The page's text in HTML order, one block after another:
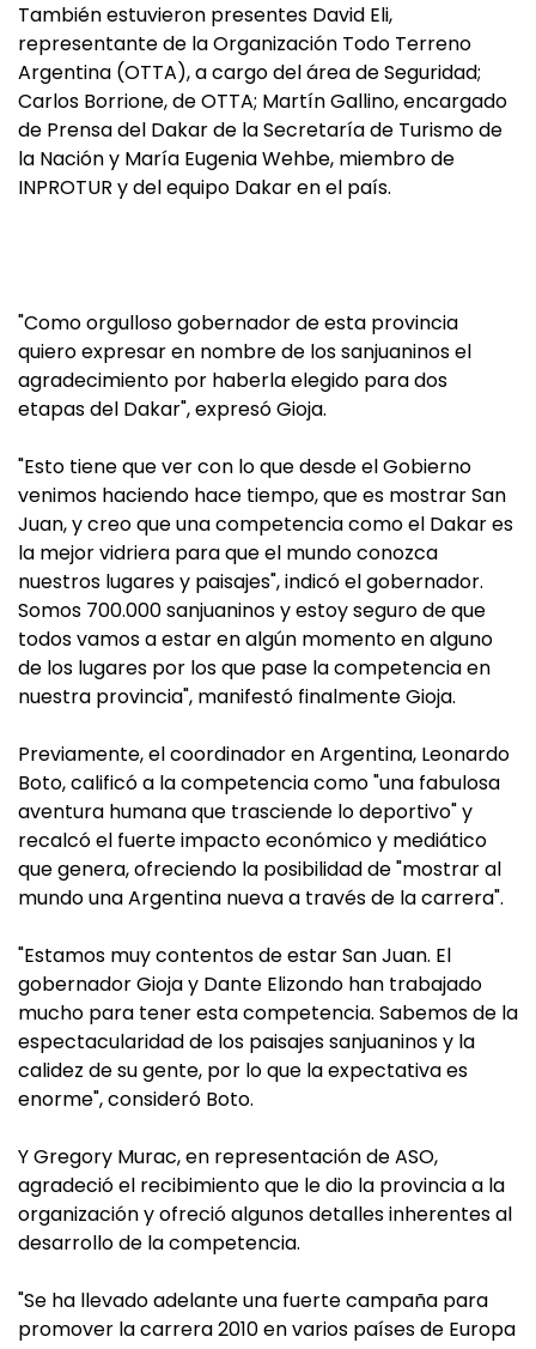
También estuvieron presentes David Eli,
representante de la Organización Todo Terreno
Argentina (OTTA), a cargo del área de Seguridad;
Carlos Borrione, de OTTA; Martín Gallino, encargado
de Prensa del Dakar de la Secretaría de Turismo de
la Nación y María Eugenia Wehbe, miembro de
INPROTUR y del equipo Dakar en el país.
"Como orgulloso gobernador de esta provincia
quiero expresar en nombre de los sanjuaninos el
agradecimiento por haberla elegido para dos
etapas del Dakar", expresó Gioja.
"Esto tiene que ver con lo que desde el Gobierno
venimos haciendo hace tiempo, que es mostrar San
Juan, y creo que una competencia como el Dakar es
la mejor vidriera para que el mundo conozca
nuestros lugares y paisajes", indicó el gobernador.
Somos 700.000 sanjuaninos y estoy seguro de que
todos vamos a estar en algún momento en alguno
de los lugares por los que pase la competencia en
nuestra provincia", manifestó finalmente Gioja.
Previamente, el coordinador en Argentina, Leonardo
Boto, calificó a la competencia como "una fabulosa
aventura humana que trasciende lo deportivo" y
recalcó el fuerte impacto económico y mediático
que genera, ofreciendo la posibilidad de "mostrar al
mundo una Argentina nueva a través de la carrera".
"Estamos muy contentos de estar San Juan. El
gobernador Gioja y Dante Elizondo han trabajado
mucho para tener esta competencia. Sabemos de la
espectacularidad de los paisajes sanjuaninos y la
calidez de su gente, por lo que la expectativa es
enorme", consideró Boto.
Y Gregory Murac, en representación de ASO,
agradeció el recibimiento que le dio la provincia a la
organización y ofreció algunos detalles inherentes al
desarrollo de la competencia.
"Se ha llevado adelante una fuerte campaña para
promover la carrera 2010 en varios países de Europa